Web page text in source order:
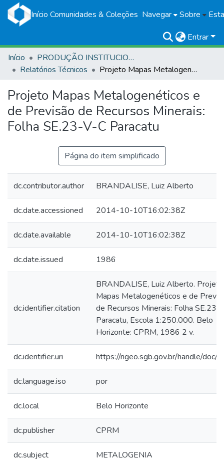
Início Comunidades & Coleções Navegar Sobre
Entrar
Início
PRODUÇÃO INSTITUCIONAL
Relatórios Técnicos
Projeto Mapas Metalogenéticos e de Previsão de Recursos Minerais: Folha SE.23-V-C Paracatu
Projeto Mapas Metalogenéticos e
de Previsão de Recursos Minerais:
Folha SE.23-V-C Paracatu
Página do item simplificado
dc.contributor.author BRANDALISE, Luiz Alberto
dc.date.accessioned 2014-10-10T16:02:38Z
dc.date.available 2014-10-10T16:02:38Z
dc.date.issued 1986
dc.identifier.citation
BRANDALISE, Luiz Alberto. Projeto
Mapas Metalogenéticos e de
de Recursos Minerais: Folha SE.23-
Paracatu, Escola 1:250.000. Belo
Horizonte: CPRM, 1986 2 v.
dc.identifier.uri https://rigeo.sgb.gov.br/handle/doc/
dc.language.iso por
dc.local Belo Horizonte
dc.publisher CPRM
dc.subject METALOGENIA